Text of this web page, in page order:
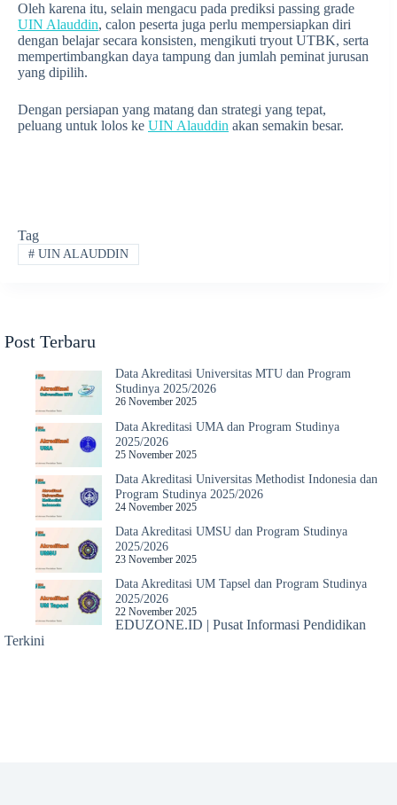
Oleh karena itu, selain mengacu pada prediksi passing grade
UIN Alauddin, calon peserta juga perlu mempersiapkan diri
dengan belajar secara konsisten, mengikuti tryout UTBK, serta
mempertimbangkan daya tampung dan jumlah peminat jurusan
yang dipilih.
Dengan persiapan yang matang dan strategi yang tepat,
peluang untuk lolos ke UIN Alauddin akan semakin besar.
Tag
#UIN ALAUDDIN
Post Terbaru
Data Akreditasi Universitas MTU dan Program
Studinya 2025/2026
26 November 2025
Data Akreditasi UMA dan Program Studinya
2025/2026
25 November 2025
Data Akreditasi Universitas Methodist Indonesia dan
Program Studinya 2025/2026
24 November 2025
Data Akreditasi UMSU dan Program Studinya
2025/2026
23 November 2025
Data Akreditasi UM Tapsel dan Program Studinya
2025/2026
22 November 2025
EDUZONE.ID | Pusat Informasi Pendidikan
Terkini